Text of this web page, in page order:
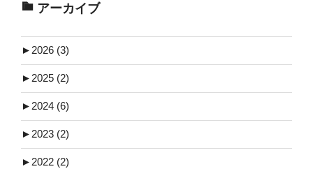
アーカイブ
► 2026 (3)
► 2025 (2)
► 2024 (6)
► 2023 (2)
► 2022 (2)